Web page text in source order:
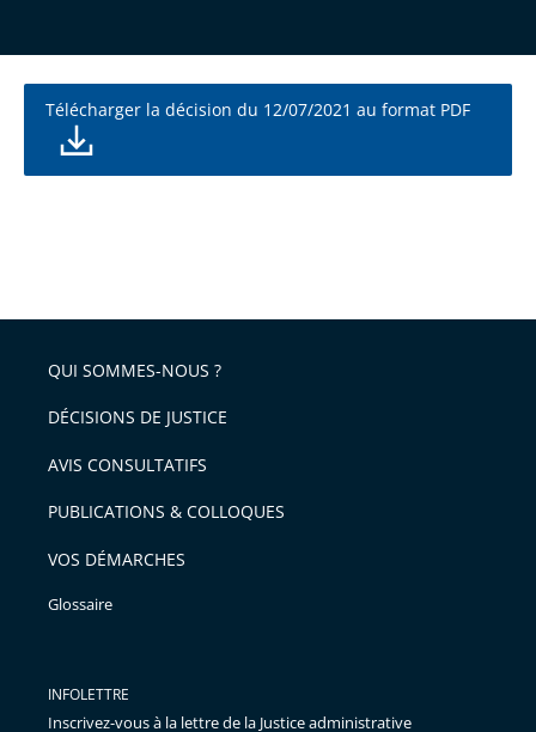
Télécharger la décision du 12/07/2021 au format PDF
QUI SOMMES-NOUS ?
DÉCISIONS DE JUSTICE
AVIS CONSULTATIFS
PUBLICATIONS & COLLOQUES
VOS DÉMARCHES
Glossaire
INFOLETTRE
Inscrivez-vous à la lettre de la Justice administrative